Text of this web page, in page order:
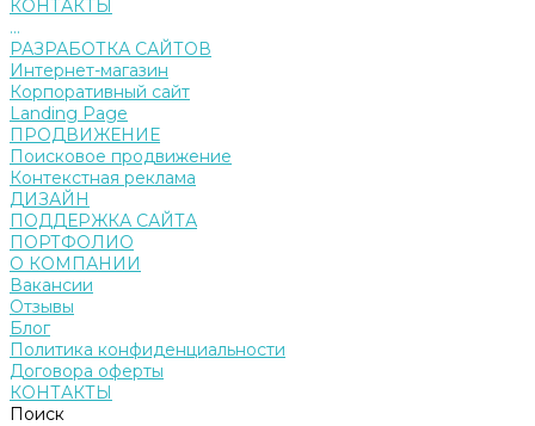
КОНТАКТЫ
...
РАЗРАБОТКА САЙТОВ
Интернет-магазин
Корпоративный сайт
Landing Page
ПРОДВИЖЕНИЕ
Поисковое продвижение
Контекстная реклама
ДИЗАЙН
ПОДДЕРЖКА САЙТА
ПОРТФОЛИО
О КОМПАНИИ
Вакансии
Отзывы
Блог
Политика конфиденциальности
Договора оферты
КОНТАКТЫ
Поиск